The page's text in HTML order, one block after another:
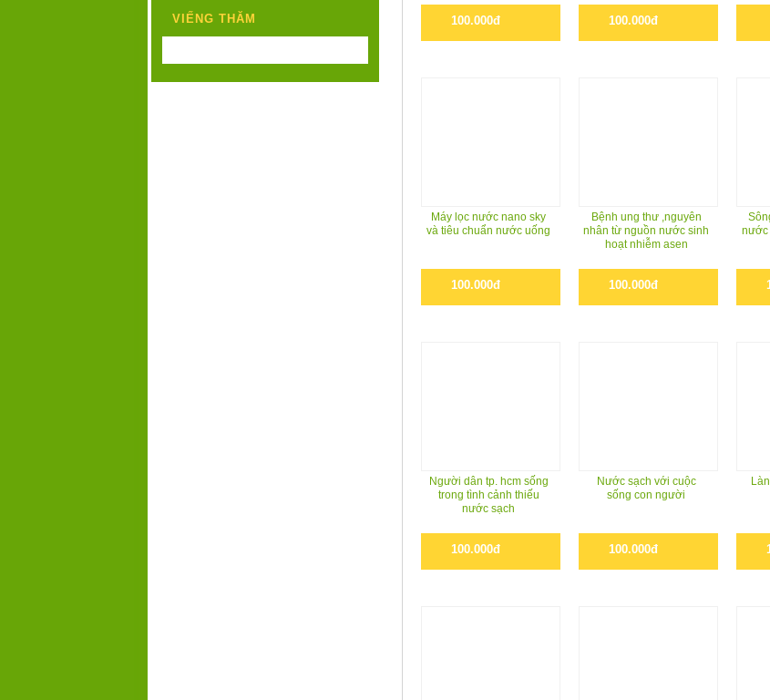
VIẾNG THĂM 100.000đ 100.000đ
Máy lọc nước nano sky
và tiêu chuẩn nước uống
100.000đ
Bệnh ung thư ,nguyên
nhân từ nguồn nước sinh
hoạt nhiễm asen
100.000đ
nước
Người dân tp. hcm sống
trong tình cảnh thiếu
nước sạch
100.000đ
Nước sạch với cuộc
sống con người
100.000đ